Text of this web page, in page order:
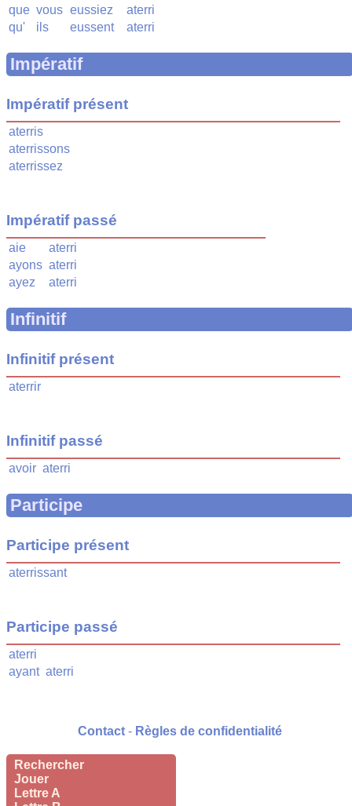
Rechercher
Jouer
Lettre A
que vous eussiez
aterri
qu'
ils eussent aterri
Impératif
Impératif présent
aterris
aterrissons
aterrissez
Impératif passé
aie
aterri
ayons aterri
ayez
aterri
Infinitif
Infinitif présent
aterrir
Infinitif passé
avoir aterri
Participe
Participe présent
aterrissant
Participe passé
aterri
ayant aterri
Contact - Règles de confidentialité